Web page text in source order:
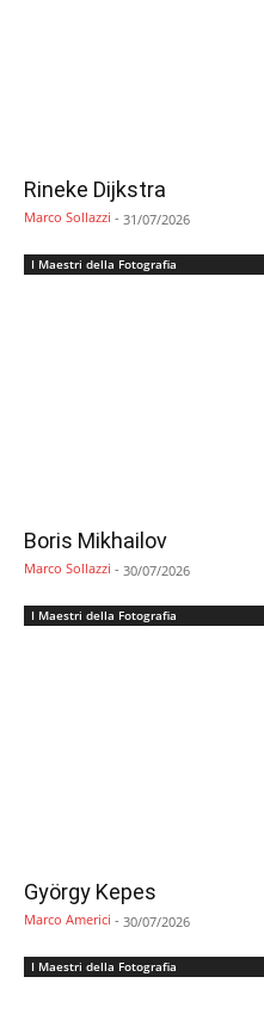
Rineke Dijkstra
Marco Sollazzi - 31/07/2026
I Maestri della Fotografia
Boris Mikhailov
Marco Sollazzi - 30/07/2026
I Maestri della Fotografia
György Kepes
Marco Americi - 30/07/2026
I Maestri della Fotografia